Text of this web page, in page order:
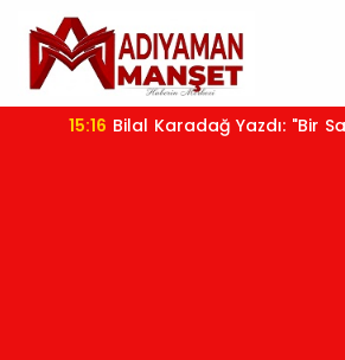
15:16 Bilal Karadağ Yazdı: "Bir